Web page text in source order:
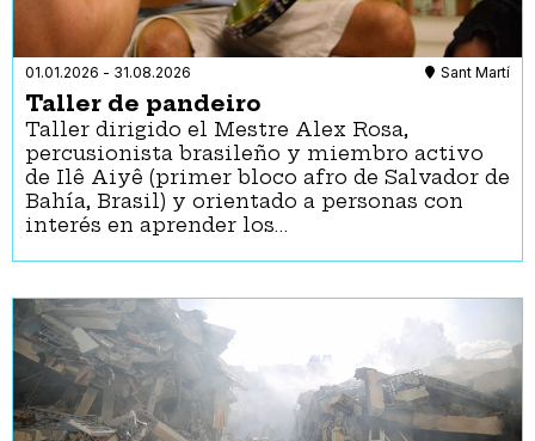
01.01.2026 - 31.08.2026 Sant Martí
Taller de pandeiro
Taller dirigido el Mestre Alex Rosa,
percusionista brasileño y miembro activo
de Ilê Aiyê (primer bloco afro de Salvador de
Bahía, Brasil) y orientado a personas con
interés en aprender los…